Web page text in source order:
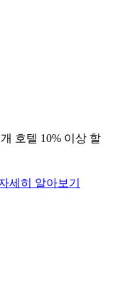
호텔 10% 이상 할
세히 알아보기